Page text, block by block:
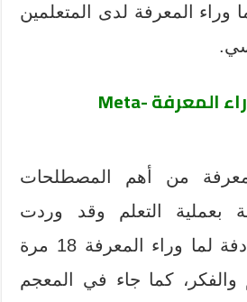
المعرفة لدى المتعلمين
المعرفةMeta-
من أهم المصطلحات
بعملية التعلم وقد وردت
لفظة التفكر المرادفة لما وراء المعرفة 18 مرة
والفكر، كما جاء في المعجم